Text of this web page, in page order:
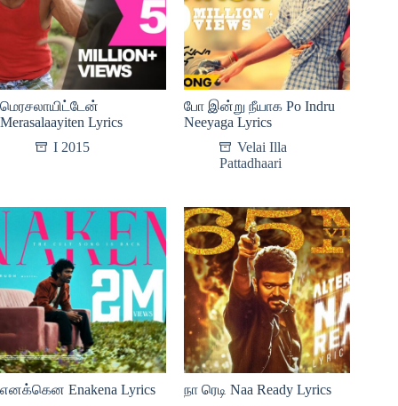
மெரசலாயிட்டேன்
Merasalaayiten Lyrics
I 2015
போ இன்று நீயாக Po Indru
Neeyaga Lyrics
Velai Illa
Pattadhaari
எனக்கென Enakena Lyrics
நா ரெடி Naa Ready Lyrics